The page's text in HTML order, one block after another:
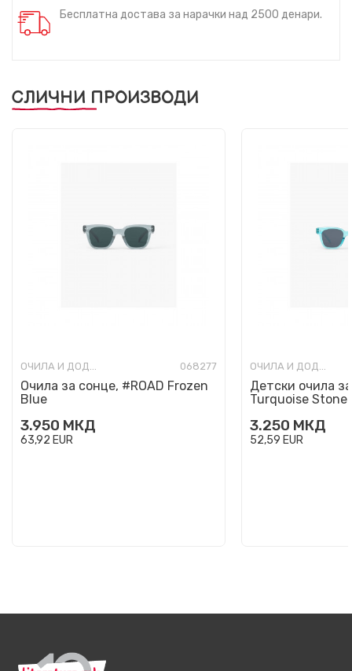
Бесплатна достава за нарачки над 2500 денари.
СЛИЧНИ ПРОИЗВОДИ
ОЧИЛА И ДОДАТОЦИ 068277
Очила за сонце, #ROAD Frozen
Blue
3.950 МКД
63,92 EUR
ОЧИЛА И ДОДАТОЦИ
Детски очила
Turquoise Stone
3.250 МКД
52,59 EUR